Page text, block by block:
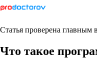
Статья проверена главным
Что такое